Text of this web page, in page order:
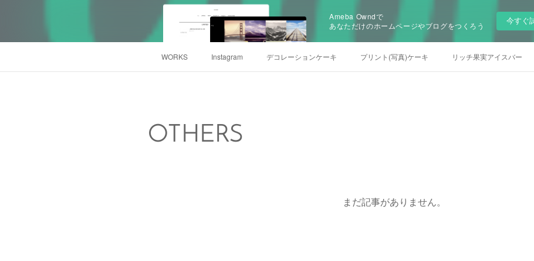
Ameba Owndで
あなただけのホームページやブログをつくろう
今すぐ
WORKS Instagram デコレーションケーキ プリント(写真)ケーキ リッチ果実アイスバー
OTHERS
まだ記事がありません。